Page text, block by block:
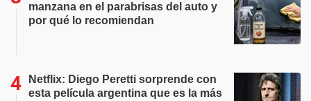
manzana en el parabrisas del auto y
por qué lo recomiendan
Netflix: Diego Peretti sorprende con
esta película argentina que es la más